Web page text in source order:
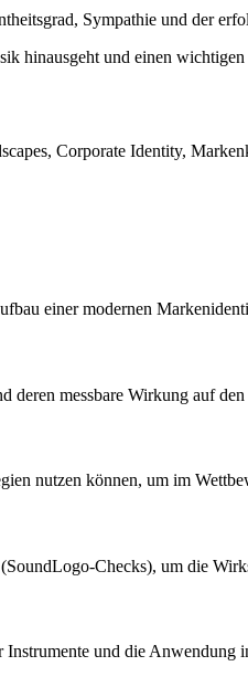
Sympathie und der
hinausgeht und einen
Corporate Identity,
einer modernen
deren messbare Wirkung auf den
nutzen können, um im
Checks), um die
und die Anwendung